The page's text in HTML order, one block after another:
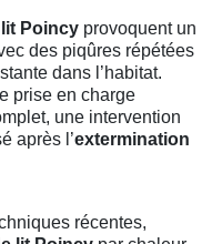
Poincy provoquent un
des piqûres répétées
dans l’habitat.
prise en charge
une intervention
après l’extermination
récentes,